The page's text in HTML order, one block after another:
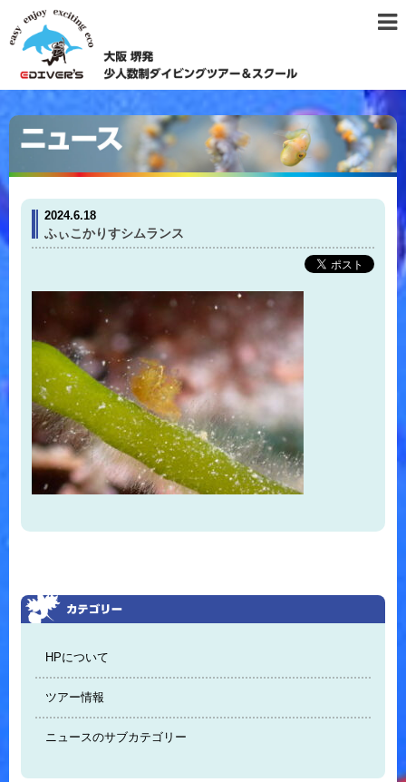
2024.6.18
ふぃこかりすシムランス
HPについて
ツアー情報
ニュースのサブカテゴリー